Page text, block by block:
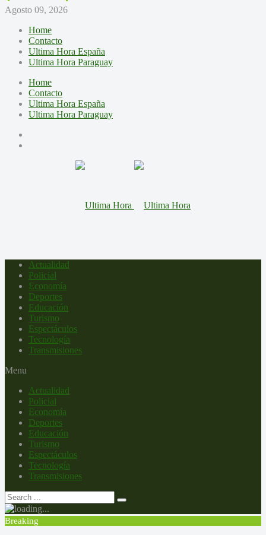
Agosto 09, 2026
Home
Contacto
Ultima Hora España
Ultima Hora Paraguay
Home
Contacto
Ultima Hora España
Ultima Hora Paraguay
Actualidad
Policial
Economía
Deportes
Educación
Turismo
Espectáculos
Tecnología
Transmisiones
Menu
Actualidad
Policial
Economía
Deportes
Educación
Turismo
Espectáculos
Tecnología
Transmisiones
Breaking